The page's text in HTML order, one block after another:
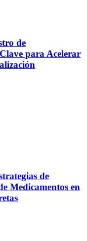
de
para Acelerar
de
Medicamentos en